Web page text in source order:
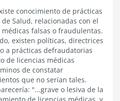
conocimiento de prácticas
Salud, relacionadas con el
falsas o fraudulentas.
existen políticas, directrices
a prácticas defraudatorias
de licencias médicas
de constatar
que no serían tales.
"...grave o lesiva de la